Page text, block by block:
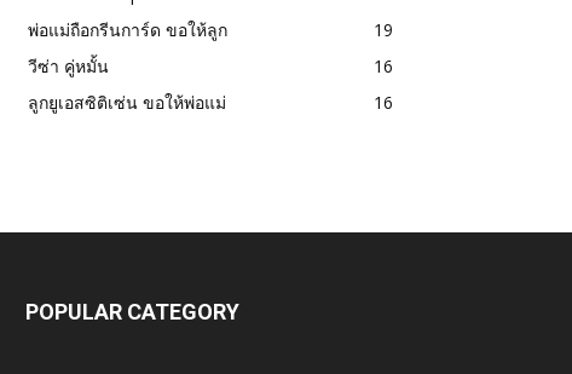
พ่อแม่ถือกรีนการ์ด ขอให้ลูก
19
วีซ่า คู่หมั้น
16
ลูกยูเอสซิติเซ่น ขอให้พ่อแม่
16
POPULAR CATEGORY